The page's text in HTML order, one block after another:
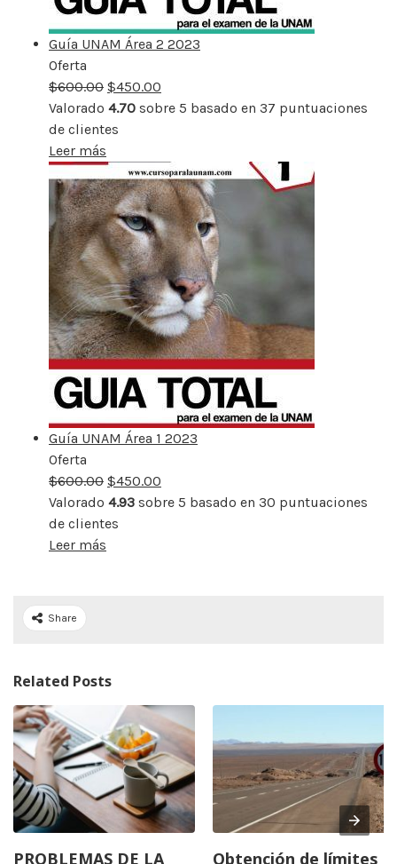
Guía UNAM Área 2 2023
Oferta
rebajado
$600.00 $450.00
Valorado 4.70 sobre 5 basado en 37 puntuaciones
de clientes
Leer más
Guía UNAM Área 1 2023
Oferta
rebajado
$600.00 $450.00
Valorado 4.93 sobre 5 basado en 30 puntuaciones
de clientes
Leer más
Share
Related Posts
PROBLEMAS DE LA Obtención de límites